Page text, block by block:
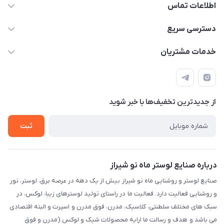
اطلاعات تماس
09171115348
طبقه همکف واحد 131
دسترسی سریع
مجله فروشگاه
درباره ما
تماس با ما
خدمات مشتریان
قوانین و مقررات
حریم خصوصی
راهنما
از جدید‌ترین تخفیف‌ها با‌ خبر شوید
ثبت
درباره صنایع لوستر ماه نو شیراز
صنایع لوستر و روشنایی ماه نو شیراز بیش از یک دهه در عرصه برق، لوستر، نور
و روشنایی فعالیت دارد. فعالیت ما در راستای تولید لوسترهای زیبا، لوکس، در
سبک های مختلف سلطنتی، کلاسیک، مدرن، فوق مدرن و اسپرت و البته اقتصادی
می باشد و هدف و رسالت ما ارایه محصولات شیک و لوکس (مدرن و فوق